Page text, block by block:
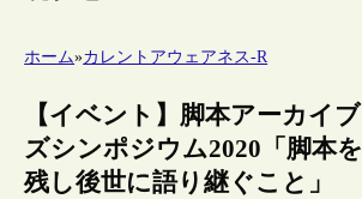
ホーム»カレントアウェアネス-R
【イベント】脚本アーカイブ
ズシンポジウム2020「脚本を
残し後世に語り継ぐこと」